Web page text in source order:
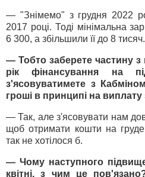
— "Знімемо" з грудня 2022
2017 році. Тоді мінімальна
6 300, а збільшили її до 8 тисяч.
— Тобто заберете частину з
рік фінансування на
з'ясовуватимете з
гроші в принципі на виплату
— Так, але з'ясовувати нам
щоб отримати кошти на
так не хотілося б.
— Чому наступного
квітні, з чим це